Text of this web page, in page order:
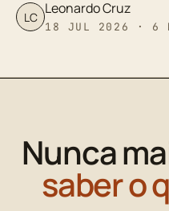
LC Leonardo Cruz
18 JUL 2026 · 6
Nunca
saber o